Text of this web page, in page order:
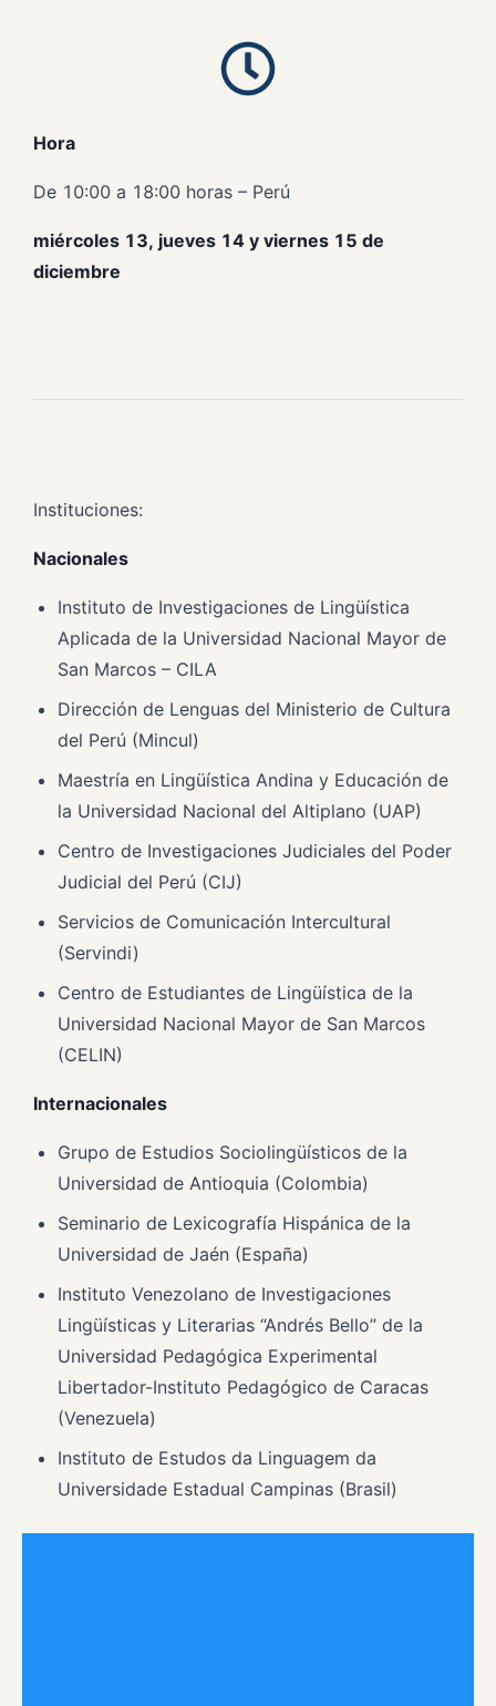
Hora
De 10:00 a 18:00 horas – Perú
miércoles 13, jueves 14 y viernes 15 de
diciembre
Instituciones:
Nacionales
Instituto de Investigaciones de Lingüística
Aplicada de la Universidad Nacional Mayor de
San Marcos – CILA
Dirección de Lenguas del Ministerio de Cultura
del Perú (Mincul)
Maestría en Lingüística Andina y Educación de
la Universidad Nacional del Altiplano (UAP)
Centro de Investigaciones Judiciales del Poder
Judicial del Perú (CIJ)
Servicios de Comunicación Intercultural
(Servindi)
Centro de Estudiantes de Lingüística de la
Universidad Nacional Mayor de San Marcos
(CELIN)
Internacionales
Grupo de Estudios Sociolingüísticos de la
Universidad de Antioquia (Colombia)
Seminario de Lexicografía Hispánica de la
Universidad de Jaén (España)
Instituto Venezolano de Investigaciones
Lingüísticas y Literarias “Andrés Bello” de la
Universidad Pedagógica Experimental
Libertador-Instituto Pedagógico de Caracas
(Venezuela)
Instituto de Estudos da Linguagem da
Universidade Estadual Campinas (Brasil)